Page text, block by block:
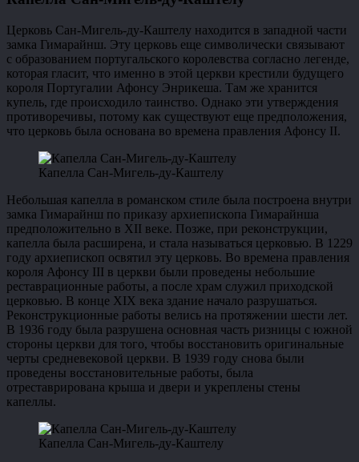
Церковь Сан-Мигель-ду-Каштелу находится в западной части
замка Гимарайнш. Эту церковь еще символически связывают
с образованием португальского королевства согласно легенде,
которая гласит, что именно в этой церкви крестили будущего
короля Португалии Афонсу Энрикеша. Там же хранится
купель, где происходило таинство. Однако эти утверждения
противоречивы, потому как существуют еще предположения,
что церковь была основана во времена правления Афонсу II.
Капелла Сан-Мигель-ду-Каштелу
Небольшая капелла в романском стиле была построена внутри
замка Гимарайнш по приказу архиепископа Гимарайнша
предположительно в ХII веке. Позже, при реконструкции,
капелла была расширена, и стала называться церковью. В 1229
году архиепископ освятил эту церковь. Во времена правления
короля Афонсу III в церкви были проведены небольшие
реставрационные работы, а после храм служил приходской
церковью. В конце ХIХ века здание начало разрушаться.
Реконструкционные работы велись на протяжении шести лет.
В 1936 году была разрушена основная часть ризницы с южной
стороны церкви для того, чтобы восстановить оригинальные
черты средневековой церкви. В 1939 году снова были
проведены восстановительные работы, была
отреставрирована крыша и двери и укреплены стены
капеллы.
Капелла Сан-Мигель-ду-Каштелу